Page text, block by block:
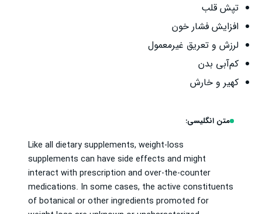
تپش قلب
افزایش فشار خون
لرزش و تعریق غیرمعمول
کم‌آبی بدن
کهیر و خارش
متن انگلیسی:
Like all dietary supplements, weight-loss
supplements can have side effects and might
interact with prescription and over-the-counter
medications. In some cases, the active constituents
of botanical or other ingredients promoted for